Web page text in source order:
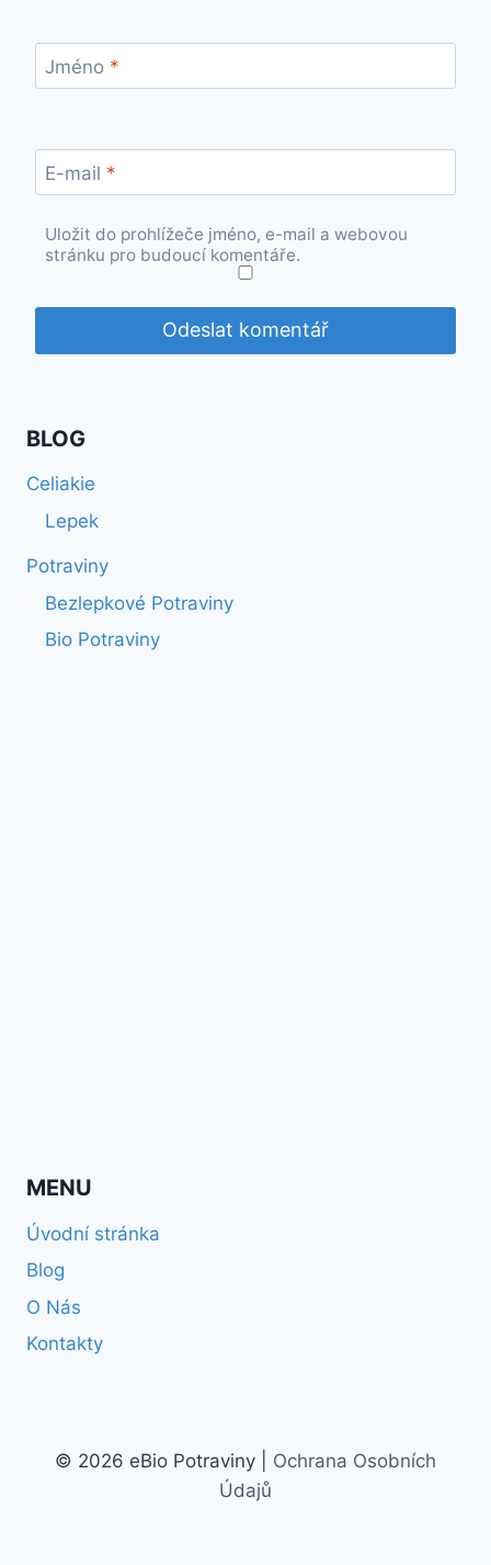
Jméno *
E-mail *
Uložit do prohlížeče jméno, e-mail a webovou
stránku pro budoucí komentáře.
BLOG
Celiakie
Lepek
Potraviny
Bezlepkové Potraviny
Bio Potraviny
MENU
Úvodní stránka
Blog
O Nás
Kontakty
© 2026 eBio Potraviny | Ochrana Osobních
Údajů